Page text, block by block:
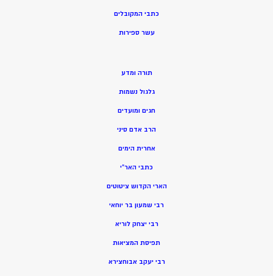
כתבי המקובלים
עשר ספירות
תורה ומדע
גלגול נשמות
חגים ומועדים
הרב אדם סיני
אחרית הימים
כתבי האר”י
הארי הקדוש ציטוטים
רבי שמעון בר יוחאי
רבי יצחק לוריא
תפיסת המציאות
רבי יעקב אבוחצירא